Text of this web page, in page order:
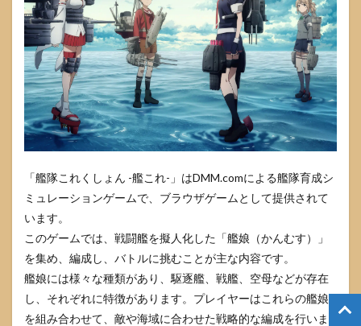
「艦隊これくしょん -艦これ-」はDMM.comによる艦隊育成シ
ミュレーションゲームで、ブラウザゲームとして提供されて
います。
このゲームでは、戦闘艦を擬人化した「艦娘（かんむす）」
を集め、編成し、バトルに挑むことが主な内容です。
艦娘には様々な種類があり、駆逐艦、戦艦、空母などが存在
し、それぞれに特徴があります。プレイヤーはこれらの艦娘
を組み合わせて、敵や海域に合わせた戦略的な編成を行いま